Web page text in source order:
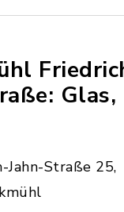
Glas,
Jahn-Straße 25,